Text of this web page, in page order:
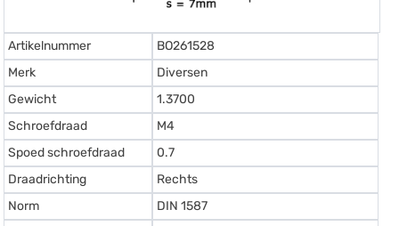
Artikelnummer
BO261528
Merk
Diversen
Gewicht
1.3700
Schroefdraad
M4
Spoed schroefdraad
0.7
Draadrichting
Rechts
Norm
DIN 1587